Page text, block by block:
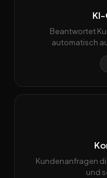
Beantwortet
automatisch
Kundenanfragen
und